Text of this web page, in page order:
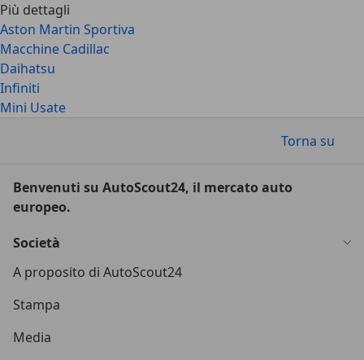
Più dettagli
Aston Martin Sportiva
Macchine Cadillac
Daihatsu
Infiniti
Mini Usate
Torna su
Benvenuti su AutoScout24, il mercato auto
europeo.
Società
A proposito di AutoScout24
Stampa
Media